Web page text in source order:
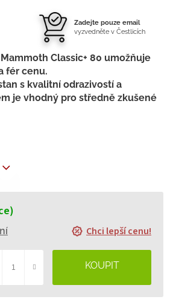
Zadejte pouze email
vyzvedněte v Čestlicích
Chci lepší cenu!
Classic+ 80 umožňuje
fér cenu.
s kvalitní odrazivostí a
je vhodný pro středně zkušené